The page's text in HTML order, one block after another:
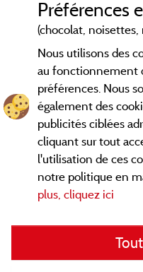
Les meilleurs campings en
adhérents et découvrez
en Maurienne, Génévois,
Léman et Le Bourget...
avant de contacter le
Faites vous votre propre
famille, avec vos animaux
Préférences
(chocolat, noisettes,
Nous utilisons des
au fonctionnement
préférences. Nous
également des
publicités ciblées
cliquant sur tout
l'utilisation de ces
notre politique en
plus, cliquez ici